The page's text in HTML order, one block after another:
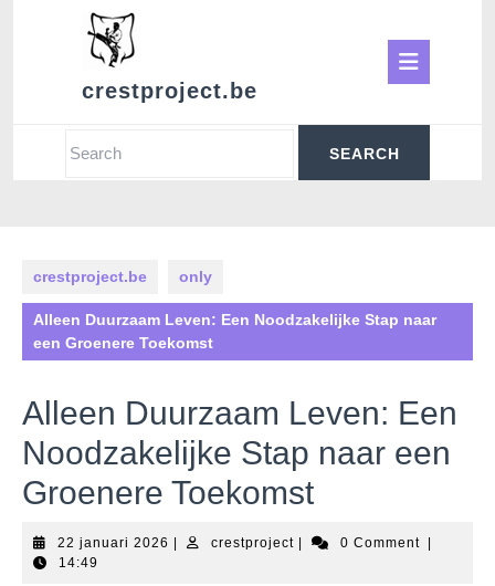
crestproject.be
Search
crestproject.be only
Alleen Duurzaam Leven: Een Noodzakelijke Stap naar
een Groenere Toekomst
Alleen Duurzaam Leven: Een
Noodzakelijke Stap naar een
Groenere Toekomst
22 januari 2026 22
crestprojectcrestproject0 Comment
14:49